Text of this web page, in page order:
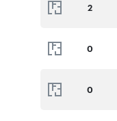
2
0
0